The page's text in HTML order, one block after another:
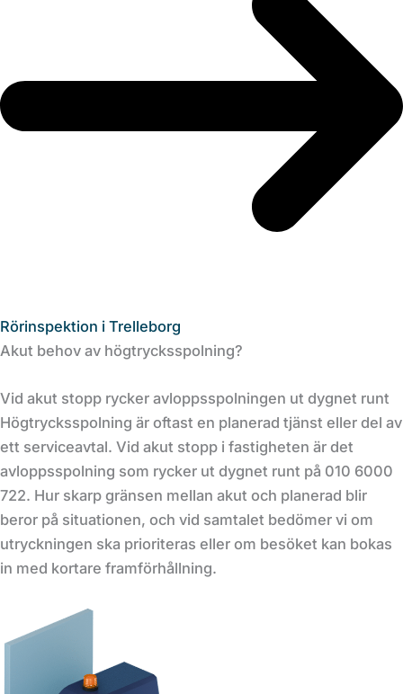
Rörinspektion i Trelleborg
Akut behov av högtrycksspolning?
Vid akut stopp rycker avloppsspolningen ut dygnet runt
Högtrycksspolning är oftast en planerad tjänst eller del av
ett serviceavtal. Vid akut stopp i fastigheten är det
avloppsspolning som rycker ut dygnet runt på 010 6000
722. Hur skarp gränsen mellan akut och planerad blir
beror på situationen, och vid samtalet bedömer vi om
utryckningen ska prioriteras eller om besöket kan bokas
in med kortare framförhållning.